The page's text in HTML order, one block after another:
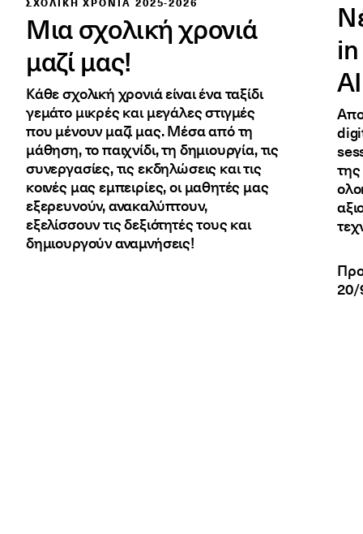
Μια σχολική χρονιά
μαζί μας!
Κάθε σχολική χρονιά είναι ένα ταξίδι
γεμάτο μικρές και μεγάλες στιγμές
που μένουν μαζί μας. Μέσα από τη
μάθηση, το παιχνίδι, τη δημιουργία, τις
συνεργασίες, τις εκδηλώσεις και τις
κοινές μας εμπειρίες, οι μαθητές μας
εξερευνούν, ανακαλύπτουν,
εξελίσσουν τις δεξιότητές τους και
δημιουργούν αναμνήσεις!
20/